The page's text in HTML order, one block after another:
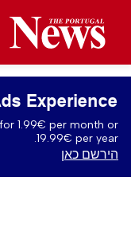
Experience
1.99€ per month or
19.99€ per year.
הירשם כאן